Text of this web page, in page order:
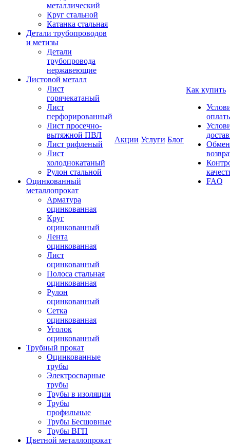
металлический
Круг стальной
Катанка стальная
Детали трубопроводов
и метизы
Детали
трубопровода
нержавеющие
Листовой металл
Лист
горячекатаный
Лист
перфорированный
Лист просечно-
вытяжной ПВЛ
Лист рифленый
Лист
холоднокатаный
Рулон стальной
Оцинкованный
металлопрокат
Арматура
оцинкованная
Круг
оцинкованный
Лента
оцинкованная
Лист
оцинкованный
Полоса стальная
оцинкованная
Рулон
оцинкованный
Сетка
оцинкованная
Уголок
оцинкованный
Трубный прокат
Оцинкованные
трубы
Электросварные
трубы
Трубы в изоляции
Трубы
профильные
Трубы Бесшовные
Трубы ВГП
Цветной металлопрокат
Акции Услуги Блог
Как купить
FAQ